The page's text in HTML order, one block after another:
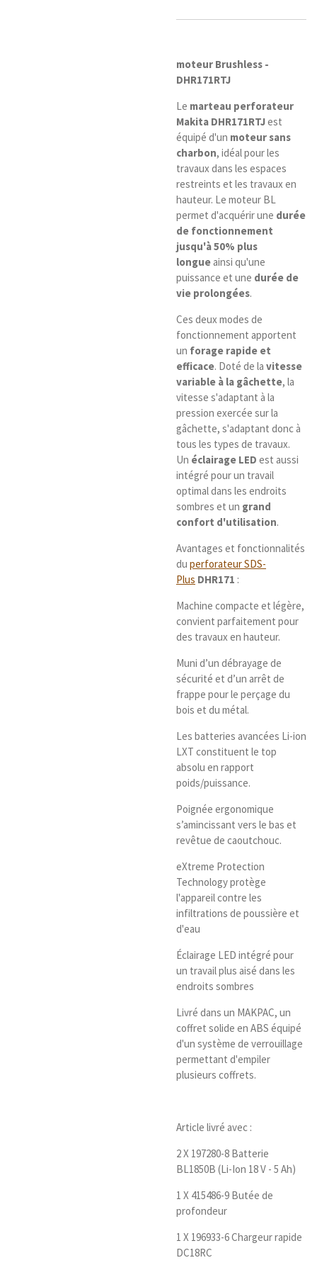
moteur Brushless -
DHR171RTJ
Le marteau perforateur
Makita DHR171RTJest
équipé d'un moteur sans
charbon, idéal pour les
travaux dans les espaces
restreints et les travaux en
hauteur. Le moteur BL
permet d'acquérir une durée
de fonctionnement
jusqu'à 50% plus
longue ainsi qu'une
puissance et une durée de
vie prolongées.
Ces deux modes de
fonctionnement apportent
un forage rapide et
efficace. Doté de la vitesse
variable à la gâchette, la
vitesse s'adaptant à la
pression exercée sur la
gâchette, s'adaptant donc à
tous les types de travaux.
Un éclairage LED est aussi
intégré pour un travail
optimal dans les endroits
sombres et un grand
confort d'utilisation.
Avantages et fonctionnalités
du perforateur SDS-
Plus DHR171 :
Machine compacte et légère,
convient parfaitement pour
des travaux en hauteur.
Muni d’un débrayage de
sécurité et d’un arrêt de
frappe pour le perçage du
bois et du métal.
Les batteries avancées Li-ion
LXT constituent le top
absolu en rapport
poids/puissance.
Poignée ergonomique
s’amincissant vers le bas et
revêtue de caoutchouc.
eXtreme Protection
Technology protège
l'appareil contre les
infiltrations de poussière et
d'eau
Éclairage LED intégré pour
un travail plus aisé dans les
endroits sombres
Livré dans un MAKPAC, un
coffret solide en ABS équipé
d'un système de verrouillage
permettant d'empiler
plusieurs coffrets.
Article livré avec :
2 X 197280-8 Batterie
BL1850B (Li-Ion 18 V - 5 Ah)
1 X 415486-9 Butée de
profondeur
1 X 196933-6 Chargeur rapide
DC18RC